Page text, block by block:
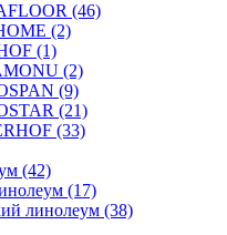
(46)
(2)
(1)
(2)
(9)
(21)
(33)
(42)
(17)
линолеум (38)